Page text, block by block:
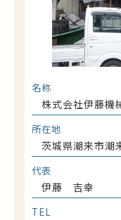
プ
名称
株式会社伊藤機
所在地
茨城県潮来市潮
代表
伊藤 吉幸
TEL